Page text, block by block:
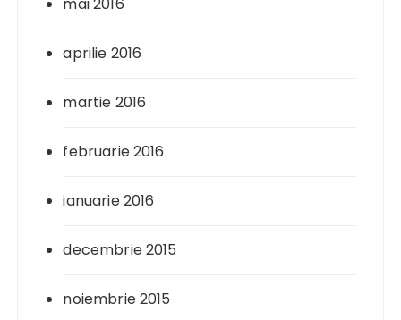
aprilie 2016
martie 2016
februarie 2016
ianuarie 2016
decembrie 2015
noiembrie 2015